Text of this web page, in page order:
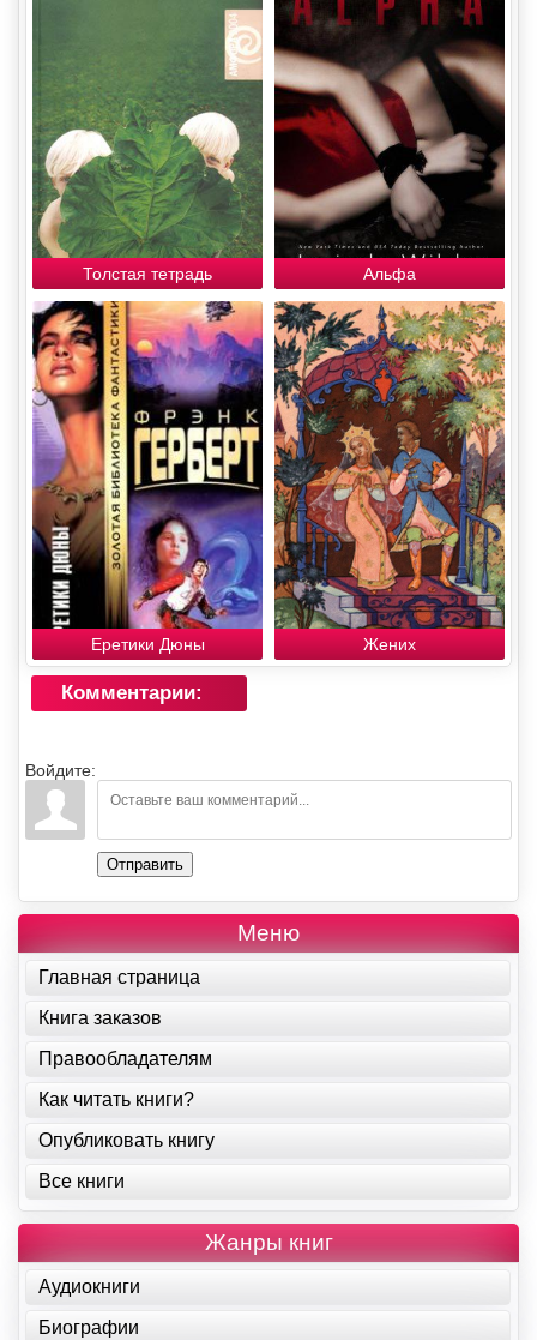
Толстая тетрадь Альфа
Еретики Дюны Жених
Комментарии:
Войдите:
Отправить
Меню
Главная страница
Книга заказов
Правообладателям
Как читать книги?
Опубликовать книгу
Все книги
Жанры книг
Аудиокниги
Биографии